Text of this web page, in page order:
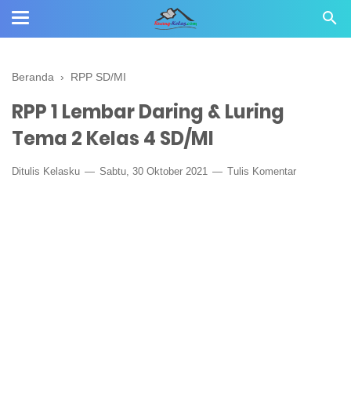
Beranda › RPP SD/MI
RPP 1 Lembar Daring & Luring
Tema 2 Kelas 4 SD/MI
Ditulis Kelasku Sabtu, 30 Oktober 2021 Tulis Komentar